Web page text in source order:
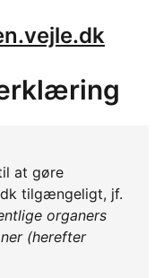
at gøre
tilgængeligt, jf.
organers
(herefter